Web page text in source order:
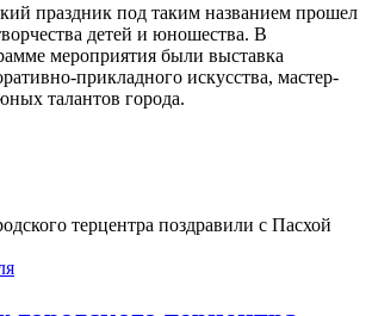
праздник под таким названием прошел
детей и юношества. В
мероприятия были выставка
прикладного искусства, мастер-
талантов города.